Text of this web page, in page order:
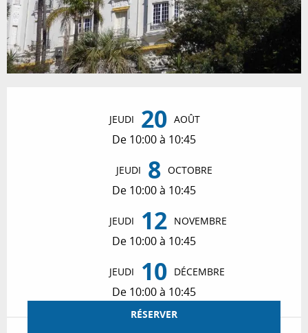
JEUDI 20 AOÛT
De 10:00 à 10:45
JEUDI 8 OCTOBRE
De 10:00 à 10:45
JEUDI 12 NOVEMBRE
De 10:00 à 10:45
JEUDI 10 DÉCEMBRE
De 10:00 à 10:45
RÉSERVER